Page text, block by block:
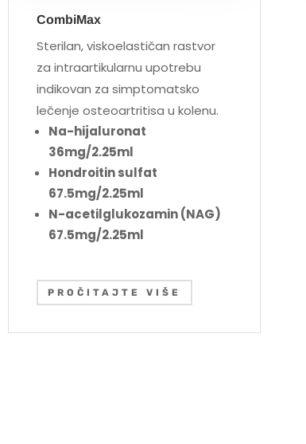
CombiMax
Sterilan, viskoelastičan rastvor
za intraartikularnu upotrebu
indikovan za simptomatsko
lečenje osteoartritisa u kolenu.
Na-hijaluronat
36mg/2.25ml
Hondroitin sulfat
67.5mg/2.25ml
N-acetilglukozamin (NAG)
67.5mg/2.25ml
PROČITAJTE VIŠE